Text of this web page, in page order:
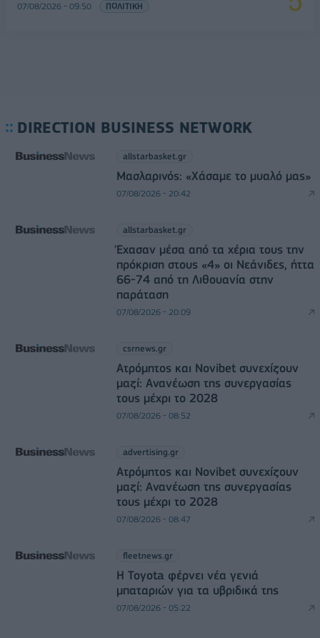
07/08/2026 - 09:50 ΠΟΛΙΤΙΚΗ
DIRECTION BUSINESS NETWORK
allstarbasket.gr
Μασλαρινός: «Χάσαμε το μυαλό μας»
07/08/2026 - 20:42
allstarbasket.gr
Έχασαν μέσα από τα χέρια τους την
πρόκριση στους «4» οι Νεάνιδες, ήττα
66-74 από τη Λιθουανία στην
παράταση
07/08/2026 - 20:09
csrnews.gr
Ατρόμητος και Novibet συνεχίζουν
μαζί: Ανανέωση της συνεργασίας
τους μέχρι το 2028
07/08/2026 - 08:52
advertising.gr
Ατρόμητος και Novibet συνεχίζουν
μαζί: Ανανέωση της συνεργασίας
τους μέχρι το 2028
07/08/2026 - 08:47
fleetnews.gr
Η Toyota φέρνει νέα γενιά
μπαταριών για τα υβριδικά της
07/08/2026 - 05:22